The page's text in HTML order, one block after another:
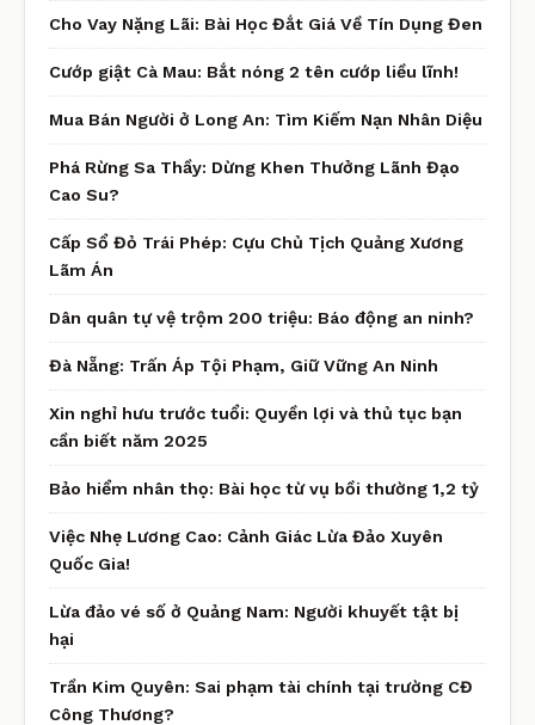
Cho Vay Nặng Lãi: Bài Học Đắt Giá Về Tín Dụng Đen
Cướp giật Cà Mau: Bắt nóng 2 tên cướp liều lĩnh!
Mua Bán Người ở Long An: Tìm Kiếm Nạn Nhân Diệu
Phá Rừng Sa Thầy: Dừng Khen Thưởng Lãnh Đạo
Cao Su?
Cấp Sổ Đỏ Trái Phép: Cựu Chủ Tịch Quảng Xương
Lãm Án
Dân quân tự vệ trộm 200 triệu: Báo động an ninh?
Đà Nẵng: Trấn Áp Tội Phạm, Giữ Vững An Ninh
Xin nghỉ hưu trước tuổi: Quyền lợi và thủ tục bạn
cần biết năm 2025
Bảo hiểm nhân thọ: Bài học từ vụ bồi thường 1,2 tỷ
Việc Nhẹ Lương Cao: Cảnh Giác Lừa Đảo Xuyên
Quốc Gia!
Lừa đảo vé số ở Quảng Nam: Người khuyết tật bị
hại
Trần Kim Quyên: Sai phạm tài chính tại trường CĐ
Công Thương?